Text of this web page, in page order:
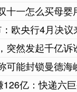
怎么买母婴用品不踩
行4月决议来袭，
突然发起千亿诉
封锁曼德海峡！伊朗
：快递六巨头，到